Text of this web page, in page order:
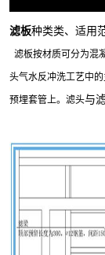
滤板种类类、适用
滤板按材质可分为混
头气水反冲洗工艺中
预埋套管上。滤头与